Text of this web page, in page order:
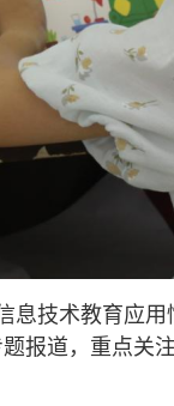
技术教育应
报道，重点